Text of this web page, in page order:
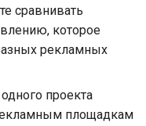
сравнивать
которое
рекламных
проекта
площадкам